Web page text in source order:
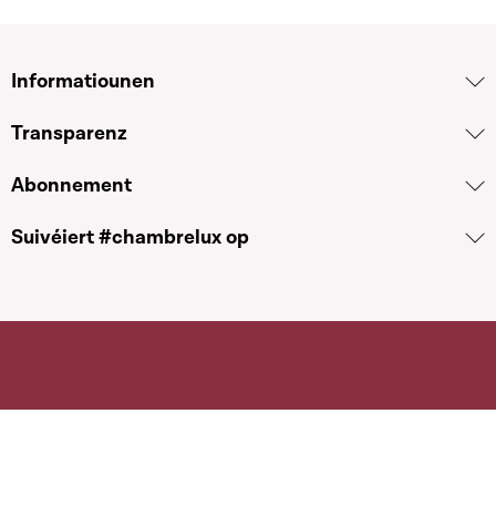
Informatiounen
Transparenz
Abonnement
Suivéiert #chambrelux op